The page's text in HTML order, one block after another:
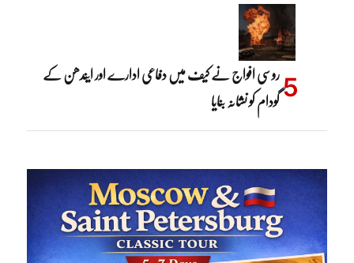
روسی افواج نے کیف میں دفاعی ادارے اور ایندھن کے
گودام کو نشانہ بنایا